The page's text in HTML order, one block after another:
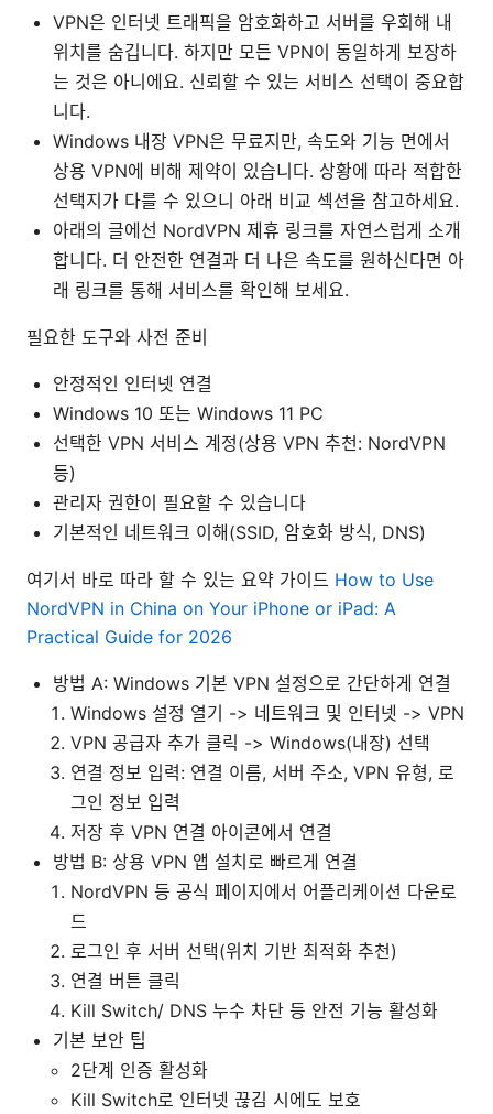
VPN은 인터넷 트래픽을 암호화하고 서버를 우회해 내
위치를 숨깁니다. 하지만 모든 VPN이 동일하게 보장하
는 것은 아니에요. 신뢰할 수 있는 서비스 선택이 중요합
니다.
Windows 내장 VPN은 무료지만, 속도와 기능 면에서
상용 VPN에 비해 제약이 있습니다. 상황에 따라 적합한
선택지가 다를 수 있으니 아래 비교 섹션을 참고하세요.
아래의 글에선 NordVPN 제휴 링크를 자연스럽게 소개
합니다. 더 안전한 연결과 더 나은 속도를 원하신다면 아
래 링크를 통해 서비스를 확인해 보세요.
필요한 도구와 사전 준비
안정적인 인터넷 연결
Windows 10 또는 Windows 11 PC
선택한 VPN 서비스 계정(상용 VPN 추천: NordVPN
등)
관리자 권한이 필요할 수 있습니다
기본적인 네트워크 이해(SSID, 암호화 방식, DNS)
여기서 바로 따라 할 수 있는 요약 가이드 How to Use
NordVPN in China on Your iPhone or iPad: A
Practical Guide for 2026
방법 A: Windows 기본 VPN 설정으로 간단하게 연결
Windows 설정 열기 -> 네트워크 및 인터넷 -> VPN
VPN 공급자 추가 클릭 -> Windows(내장) 선택
연결 정보 입력: 연결 이름, 서버 주소, VPN 유형, 로
그인 정보 입력
저장 후 VPN 연결 아이콘에서 연결
방법 B: 상용 VPN 앱 설치로 빠르게 연결
NordVPN 등 공식 페이지에서 어플리케이션 다운로
드
로그인 후 서버 선택(위치 기반 최적화 추천)
연결 버튼 클릭
Kill Switch/ DNS 누수 차단 등 안전 기능 활성화
기본 보안 팁
2단계 인증 활성화
Kill Switch로 인터넷 끊김 시에도 보호